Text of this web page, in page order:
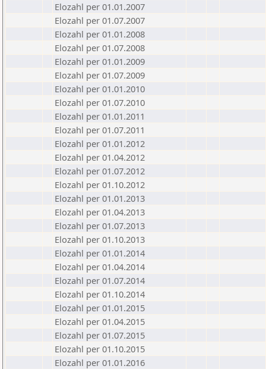
Elozahl per 01.01.2007
Elozahl per 01.07.2007
Elozahl per 01.01.2008
Elozahl per 01.07.2008
Elozahl per 01.01.2009
Elozahl per 01.07.2009
Elozahl per 01.01.2010
Elozahl per 01.07.2010
Elozahl per 01.01.2011
Elozahl per 01.07.2011
Elozahl per 01.01.2012
Elozahl per 01.04.2012
Elozahl per 01.07.2012
Elozahl per 01.10.2012
Elozahl per 01.01.2013
Elozahl per 01.04.2013
Elozahl per 01.07.2013
Elozahl per 01.10.2013
Elozahl per 01.01.2014
Elozahl per 01.04.2014
Elozahl per 01.07.2014
Elozahl per 01.10.2014
Elozahl per 01.01.2015
Elozahl per 01.04.2015
Elozahl per 01.07.2015
Elozahl per 01.10.2015
Elozahl per 01.01.2016